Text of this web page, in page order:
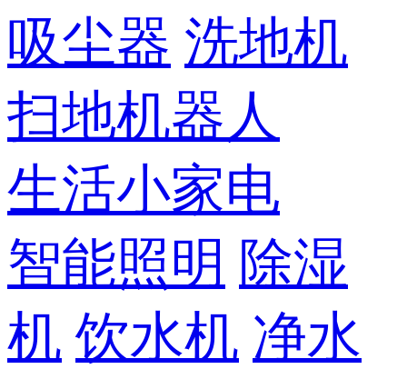
吸尘器 洗地机
扫地机器人
生活小家电
智能照明 除湿
机 饮水机 净水